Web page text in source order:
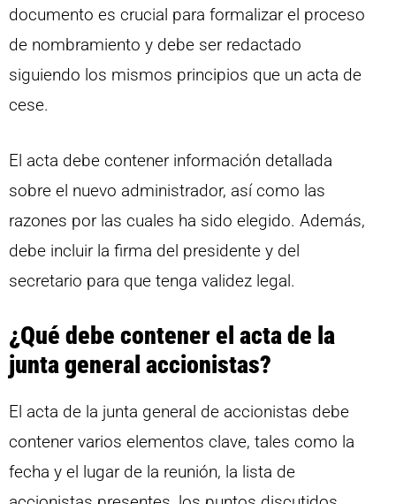
documento es crucial para formalizar el proceso
de nombramiento y debe ser redactado
siguiendo los mismos principios que un acta de
cese.
El acta debe contener información detallada
sobre el nuevo administrador, así como las
razones por las cuales ha sido elegido. Además,
debe incluir la firma del presidente y del
secretario para que tenga validez legal.
¿Qué debe contener el acta de la
junta general accionistas?
El acta de la junta general de accionistas debe
contener varios elementos clave, tales como la
fecha y el lugar de la reunión, la lista de